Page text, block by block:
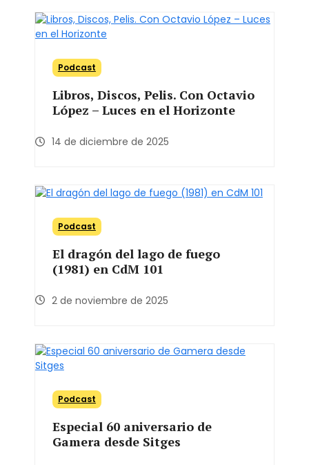
Podcast
Libros, Discos, Pelis. Con Octavio
López – Luces en el Horizonte
14 de diciembre de 2025
Podcast
El dragón del lago de fuego
(1981) en CdM 101
2 de noviembre de 2025
Podcast
Especial 60 aniversario de
Gamera desde Sitges